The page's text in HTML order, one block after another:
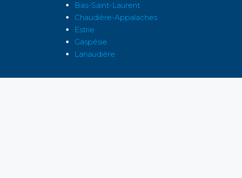
Bas-Saint-Laurent
Chaudière-Appalaches
Estrie
Gaspésie
Lanaudière